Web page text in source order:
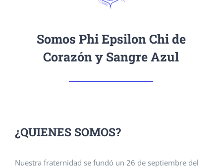
Somos Phi Epsilon Chi de
Corazón y Sangre Azul
¿QUIENES SOMOS?
Nuestra fraternidad se fundó un 26 de septiembre del